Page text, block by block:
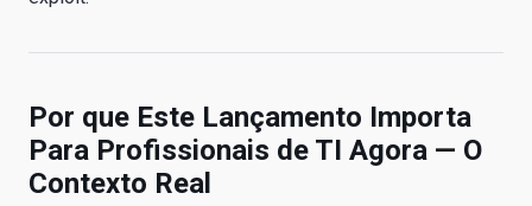
Por que Este Lançamento Importa
Para Profissionais de TI Agora — O
Contexto Real